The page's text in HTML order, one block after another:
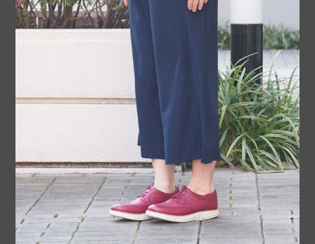
コメント
トラックバックは利用でき
ません。
この記事へのコメントはありません。
名前 ( 必須 )
E-MAIL ( 必須 ) ※ 公開されません